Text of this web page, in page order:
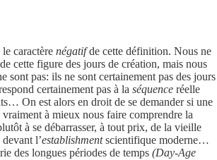
le caractèrenégatifde cette définition. Nous ne
cette figure des jours de création, mais nous
sont pas: ils ne sont certainement pas des jours
certainement pas à la séquence réelle
On est alors en droit de se demander si une
à mieux nous faire comprendre la
à se débarrasser, à tout prix, de la vieille
l’establishmentscientifique moderne…
des longues périodes de temps (Day-Age